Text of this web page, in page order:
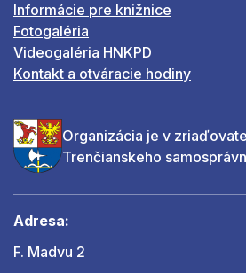
Informácie pre knižnice
Fotogaléria
Videogaléria HNKPD
Kontakt a otváracie hodiny
Organizácia je v
Trenčianskeho
Adresa:
F. Madvu 2